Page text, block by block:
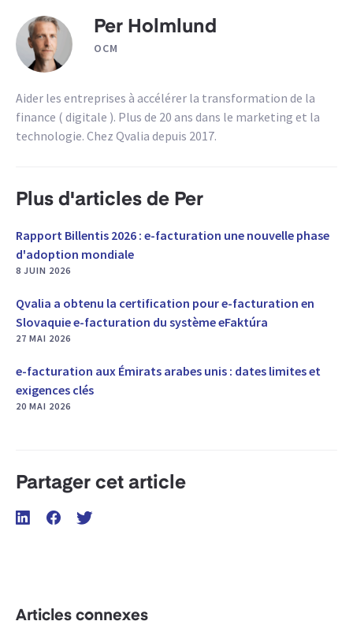
Per Holmlund
OCM
Aider les entreprises à accélérer la transformation de la
finance ( digitale ). Plus de 20 ans dans le marketing et la
technologie. Chez Qvalia depuis 2017.
Plus d'articles de Per
Rapport Billentis 2026 : e-facturation une nouvelle phase
d'adoption mondiale
8 JUIN 2026
Qvalia a obtenu la certification pour e-facturation en
Slovaquie e-facturation du système eFaktúra
27 MAI 2026
e-facturation aux Émirats arabes unis : dates limites et
exigences clés
20 MAI 2026
Partager cet article
Articles connexes